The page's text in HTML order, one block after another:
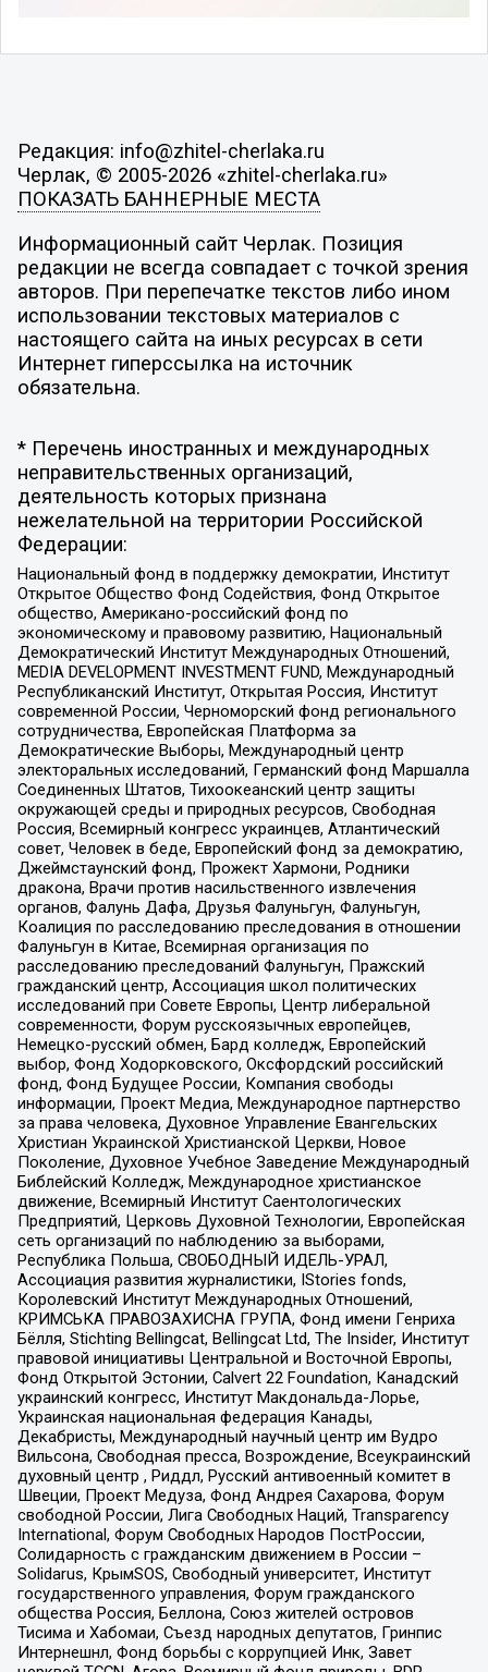
Редакция: info@zhitel-cherlaka.ru
Черлак, © 2005-2026 «zhitel-cherlaka.ru»
ПОКАЗАТЬ БАННЕРНЫЕ МЕСТА
Информационный сайт Черлак. Позиция
редакции не всегда совпадает с точкой зрения
авторов. При перепечатке текстов либо ином
использовании текстовых материалов с
настоящего сайта на иных ресурсах в сети
Интернет гиперссылка на источник
обязательна.
* Перечень иностранных и международных
неправительственных организаций,
деятельность которых признана
нежелательной на территории Российской
Федерации:
Национальный фонд в поддержку демократии, Институт
Открытое Общество Фонд Содействия, Фонд Открытое
общество, Американо-российский фонд по
экономическому и правовому развитию, Национальный
Демократический Институт Международных Отношений,
MEDIA DEVELOPMENT INVESTMENT FUND, Международный
Республиканский Институт, Открытая Россия, Институт
современной России, Черноморский фонд регионального
сотрудничества, Европейская Платформа за
Демократические Выборы, Международный центр
электоральных исследований, Германский фонд Маршалла
Соединенных Штатов, Тихоокеанский центр защиты
окружающей среды и природных ресурсов, Свободная
Россия, Всемирный конгресс украинцев, Атлантический
совет, Человек в беде, Европейский фонд за демократию,
Джеймстаунский фонд, Прожект Хармони, Родники
дракона, Врачи против насильственного извлечения
органов, Фалунь Дафа, Друзья Фалуньгун, Фалуньгун,
Коалиция по расследованию преследования в отношении
Фалуньгун в Китае, Всемирная организация по
расследованию преследований Фалуньгун, Пражский
гражданский центр, Ассоциация школ политических
исследований при Совете Европы, Центр либеральной
современности, Форум русскоязычных европейцев,
Немецко-русский обмен, Бард колледж, Европейский
выбор, Фонд Ходорковского, Оксфордский российский
фонд, Фонд Будущее России, Компания свободы
информации, Проект Медиа, Международное партнерство
за права человека, Духовное Управление Евангельских
Христиан Украинской Христианской Церкви, Новое
Поколение, Духовное Учебное Заведение Международный
Библейский Колледж, Международное христианское
движение, Всемирный Институт Саентологических
Предприятий, Церковь Духовной Технологии, Европейская
сеть организаций по наблюдению за выборами,
Республика Польша, СВОБОДНЫЙ ИДЕЛЬ-УРАЛ,
Ассоциация развития журналистики, IStories fonds,
Королевский Институт Международных Отношений,
КРИМСЬКА ПРАВОЗАХИСНА ГРУПА, Фонд имени Генриха
Бёлля, Stichting Bellingcat, Bellingcat Ltd, The Insider, Институт
правовой инициативы Центральной и Восточной Европы,
Фонд Открытой Эстонии, Calvert 22 Foundation, Канадский
украинский конгресс, Институт Макдональда-Лорье,
Украинская национальная федерация Канады,
Декабристы, Международный научный центр им Вудро
Вильсона, Свободная пресса, Возрождение, Всеукраинский
духовный центр , Риддл, Русский антивоенный комитет в
Швеции, Проект Медуза, Фонд Андрея Сахарова, Форум
свободной России, Лига Свободных Наций, Transparеncy
International, Форум Свободных Народов ПостРоссии,
Солидарность с гражданским движением в России –
Solidarus, КрымSOS, Свободный университет, Институт
государственного управления, Форум гражданского
общества Россия, Беллона, Союз жителей островов
Тисима и Хабомаи, Съезд народных депутатов, Гринпис
Интернешнл, Фонд борьбы с коррупцией Инк, Завет